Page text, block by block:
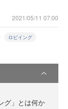
2021/05/11 07:00
ロビイング
グ」とは何か